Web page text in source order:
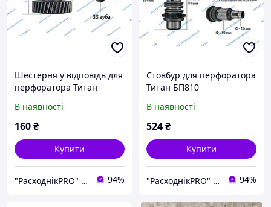
Шестерня у відповідь для
перфоратора Титан
В наявності
160₴
Купити
"РасходнікPRO" магазин запчастин 94%
Стовбур для перфоратора
Титан БП810
В наявності
524₴
Купити
"РасходнікPRO" магазин запчастин 94%